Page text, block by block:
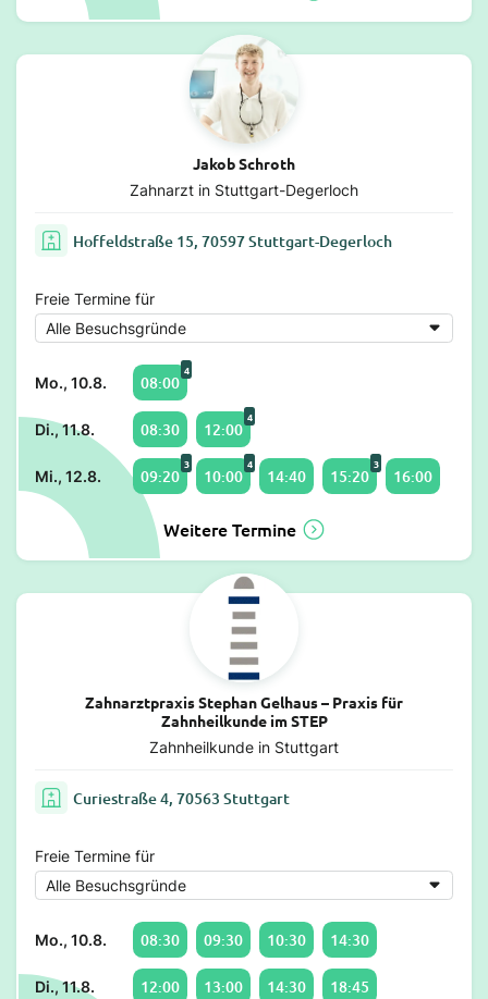
Jakob Schroth
Zahnarzt in Stuttgart-Degerloch
Hoffeldstraße 15, 70597 Stuttgart-Degerloch
Freie Termine für
Mo., 10.8. 08:00
4
Di., 11.8. 08:30 12:00
4
Mi., 12.8. 09:20
3
10:00
4
14:40 15:20
3
16:00
Weitere Termine
Zahnarztpraxis Stephan Gelhaus – Praxis für
Zahnheilkunde im STEP
Zahnheilkunde in Stuttgart
Curiestraße 4, 70563 Stuttgart
Freie Termine für
Mo., 10.8. 08:30 09:30 10:30 14:30
Di., 11.8. 12:00 13:00 14:30 18:45